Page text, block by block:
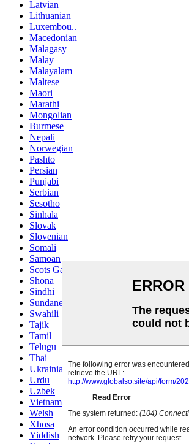
Latvian
Lithuanian
Luxembou..
Macedonian
Malagasy
Malay
Malayalam
Maltese
Maori
Marathi
Mongolian
Burmese
Nepali
Norwegian
Pashto
Persian
Punjabi
Serbian
Sesotho
Sinhala
Slovak
Slovenian
Somali
Samoan
Scots Gaelic
Shona
Sindhi
Sundanese
Swahili
Tajik
Tamil
Telugu
Thai
Ukrainian
Urdu
Uzbek
Vietnamese
Welsh
Xhosa
Yiddish